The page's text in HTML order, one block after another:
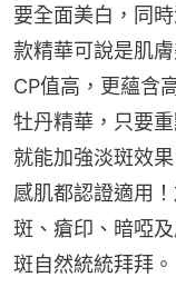
要全面美白，同
款精華可說是肌
CP值高，更蘊含
牡丹精華，只要
就能加強淡斑效
感肌都認證適用
斑、瘡印、暗啞
斑自然統統拜拜。